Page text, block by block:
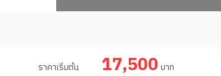
ราคาเริ่มต้น 17,500 บาท